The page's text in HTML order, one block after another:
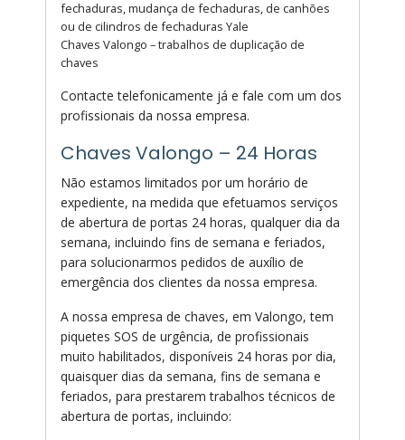
fechaduras, mudança de fechaduras, de canhões
ou de cilindros de fechaduras Yale
Chaves Valongo – trabalhos de duplicação de
chaves
Contacte telefonicamente já e fale com um dos
profissionais da nossa empresa.
Chaves Valongo – 24 Horas
Não estamos limitados por um horário de
expediente, na medida que efetuamos serviços
de abertura de portas 24 horas, qualquer dia da
semana, incluindo fins de semana e feriados,
para solucionarmos pedidos de auxílio de
emergência dos clientes da nossa empresa.
A nossa empresa de chaves, em Valongo, tem
piquetes SOS de urgência, de profissionais
muito habilitados, disponíveis 24 horas por dia,
quaisquer dias da semana, fins de semana e
feriados, para prestarem trabalhos técnicos de
abertura de portas, incluindo: